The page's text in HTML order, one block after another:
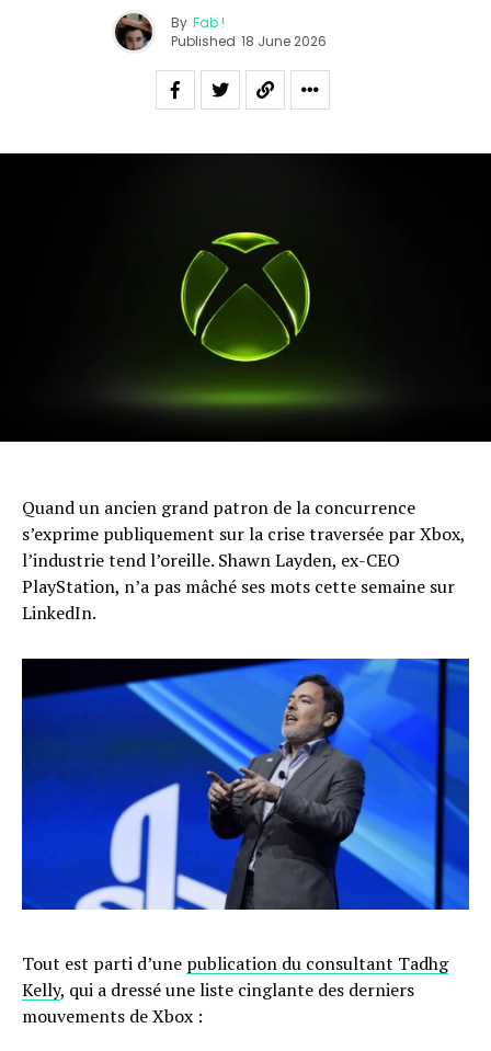
By Fab !
Published 18 June 2026
Quand un ancien grand patron de la concurrence
s’exprime publiquement sur la crise traversée par Xbox,
l’industrie tend l’oreille. Shawn Layden, ex-CEO
PlayStation, n’a pas mâché ses mots cette semaine sur
LinkedIn.
Tout est parti d’une publication du consultant Tadhg
Kelly, qui a dressé une liste cinglante des derniers
mouvements de Xbox :